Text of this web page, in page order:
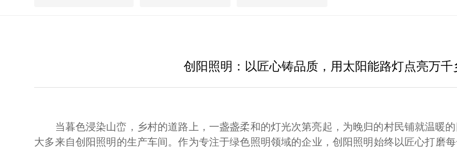
创阳照明：以匠心铸品质，用太阳能路灯点亮万千
当暮色浸染山峦，乡村的道路上，一盏盏柔和的灯光次第亮起，为晚归的村民铺就温暖的
大多来自创阳照明的生产车间。作为专注于绿色照明领域的企业，创阳照明始终以匠心打磨